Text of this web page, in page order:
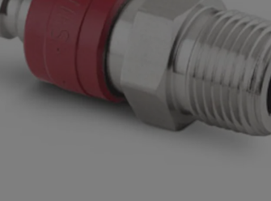
計装用クイック・コネク
ルブ付き）、0.5 CV、3/8
インチ・サイズ NPTおねじ
型番： SS-QC6-D-6PM